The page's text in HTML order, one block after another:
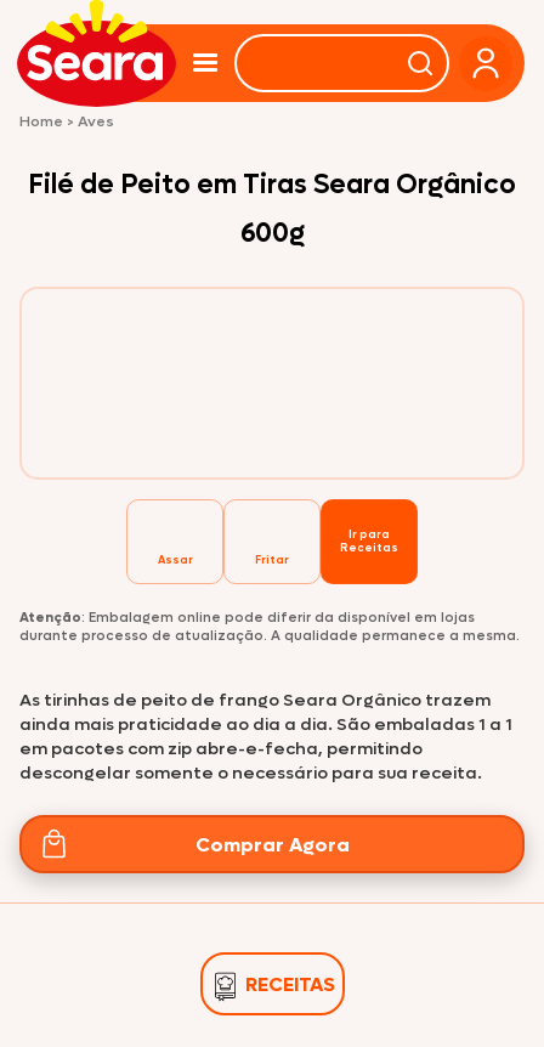
Home > Aves
Filé de Peito em Tiras Seara Orgânico
600g
Assar Fritar
Ir para
Receitas
Atenção: Embalagem online pode diferir da disponível em lojas
durante processo de atualização. A qualidade permanece a mesma.
As tirinhas de peito de frango Seara Orgânico trazem
ainda mais praticidade ao dia a dia. São embaladas 1 a 1
em pacotes com zip abre-e-fecha, permitindo
descongelar somente o necessário para sua receita.
Comprar Agora
RECEITAS